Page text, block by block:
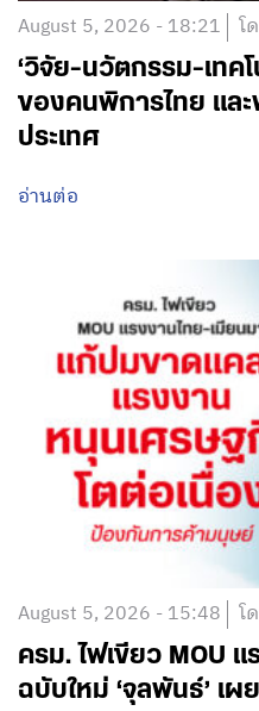
August 5, 2026 - 18:21 โ
‘วิจัย-นวัตกรรม-เทคโ
ของคนพิการไทย แล
ประเทศ
อ่านต่อ
August 5, 2026 - 15:48 โ
ครม. ไฟเขียว MOU
ฉบับใหม่ ‘จุลพันธ์’ เ